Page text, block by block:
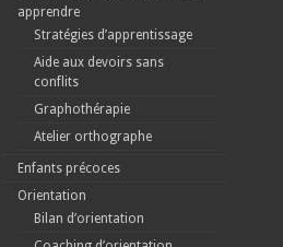
apprendre
Stratégies d’apprentissage
Aide aux devoirs sans
conflits
Graphothérapie
Atelier orthographe
Enfants précoces
Orientation
Bilan d’orientation